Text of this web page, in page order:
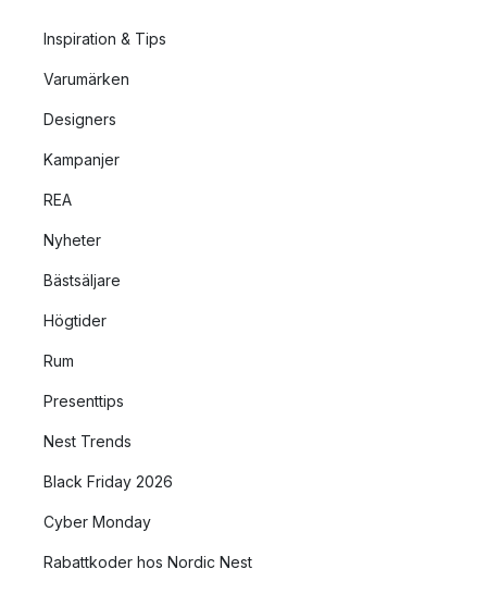
Inspiration & Tips
Varumärken
Designers
Kampanjer
REA
Nyheter
Bästsäljare
Högtider
Rum
Presenttips
Nest Trends
Black Friday 2026
Cyber Monday
Rabattkoder hos Nordic Nest